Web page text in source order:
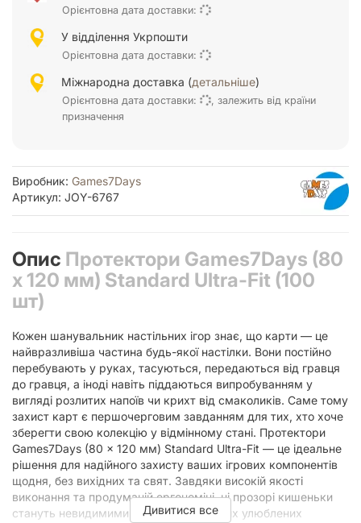
Орієнтовна дата доставки:
У відділення Укрпошти
Орієнтовна дата доставки:
Міжнародна доставка (детальніше)
Орієнтовна дата доставки:
, залежить від країни
призначення
Виробник: Games7Days
Артикул: JOY-6767
Опис Протектори Games7Days (80
x 120 мм) Standard Ultra-Fit (100
шт)
Кожен шанувальник настільних ігор знає, що карти — це
найвразливіша частина будь-якої настілки. Вони постійно
перебувають у руках, тасуються, передаються від гравця
до гравця, а іноді навіть піддаються випробуванням у
вигляді розлитих напоїв чи крихт від смаколиків. Саме тому
захист карт є першочерговим завданням для тих, хто хоче
зберегти свою колекцію у відмінному стані. Протектори
Games7Days (80 x 120 мм) Standard Ultra-Fit — це ідеальне
рішення для надійного захисту ваших ігрових компонентів
щодня, без вихідних та свят. Завдяки високій якості
виконання та продуманій ергономіці, ці прозорі кишеньки
стануть невидимими охоронцями ваших улюблених
Дивитися все